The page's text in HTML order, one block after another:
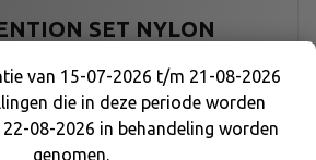
SET NYLON
van 15-07-2026 t/m 21-08-
die in deze periode
van 15-07-2026 t/m 21-08-2026
die in deze periode worden
08-2026 in behandeling worden
genomen.